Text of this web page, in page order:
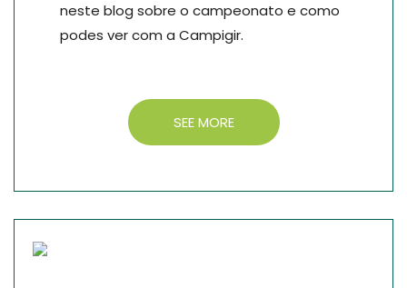
neste blog sobre o campeonato e como
podes ver com a Campigir.
SEE MORE